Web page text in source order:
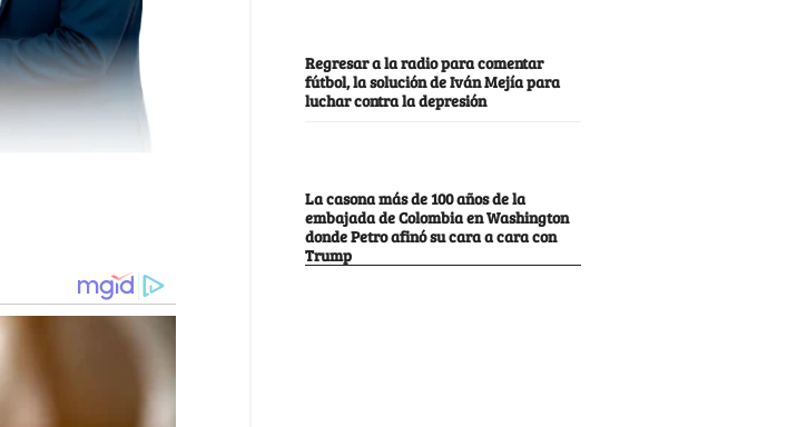
Regresar a la radio para comentar
fútbol, la solución de Iván Mejía para
luchar contra la depresión
La casona más de 100 años de la
embajada de Colombia en Washington
donde Petro afinó su cara a cara con
Trump